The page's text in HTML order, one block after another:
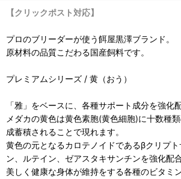
【クリックポスト対応】
プロのブリーダーが使う餌屋黒澤ブランド。
原材料の品質こだわる国産飼料です。
プレミアムシリーズ / 黄（おう）
「雅」をベースに、各種サポート成分を強化配
メダカの黄色は黄色素胞(黄色細胞)に十数種
成蓄積されることで現れます。
黄色の元となるカロテノイドであるβクリプ
ン、ルテイン、ゼアスタキサンチンを強化配合
美しく健康な身体が維持をする各種のビタミ